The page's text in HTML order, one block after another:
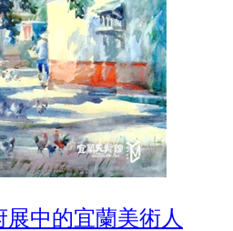
展中的宜蘭美術人